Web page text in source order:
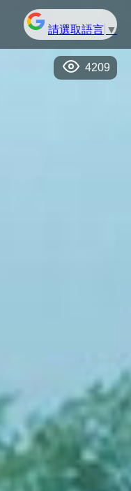
請選取語言 ▼
4209